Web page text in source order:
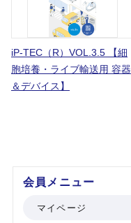
iP-TEC（R）VOL.3.5 【細
胞培養・ライブ輸送用 容器
＆デバイス】
会員メニュー
マイページ